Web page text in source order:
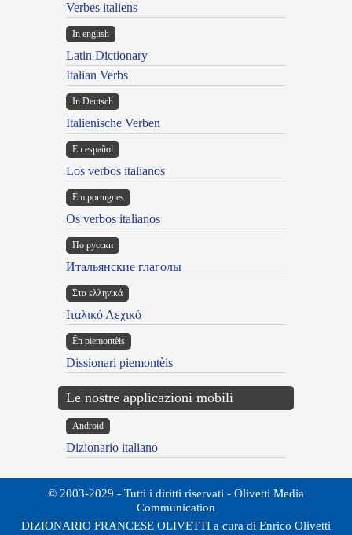
Verbes italiens
In english
Latin Dictionary
Italian Verbs
In Deutsch
Italienische Verben
En español
Los verbos italianos
Em portugues
Os verbos italianos
По русски
Итальянские глаголы
Στα ελληνικά
Ιταλικό Λεχικό
Ën piemontèis
Dissionari piemontèis
Le nostre applicazioni mobili
Android
Dizionario italiano
© 2003-2029 - Tutti i diritti riservati - Olivetti Media
Communication
DIZIONARIO FRANCESE OLIVETTI a cura di Enrico Olivetti